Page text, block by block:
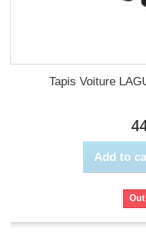
Tapis Voiture
Add to